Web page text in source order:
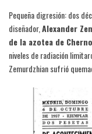
Pequeña digresión: dos
diseñador, Alexander
de la azotea de
niveles de radiación
Zemurdzhian sufrió